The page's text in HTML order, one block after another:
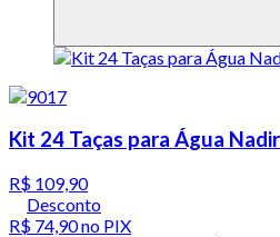
Kit 24 Taças para Água
R$ 109,90
Desconto
R$ 74,90no PIX